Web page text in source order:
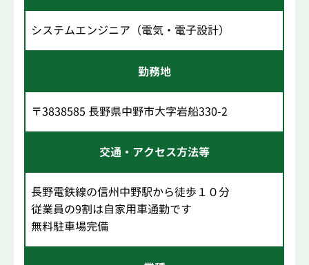
システムエンジニア（電気・電子設計）
勤務地
〒3838585 長野県中野市大字岩船330-2
交通・アクセス方法等
長野電鉄線の信州中野駅から徒歩１０分
従業員の9割は自家用車通勤です
無料駐車場完備